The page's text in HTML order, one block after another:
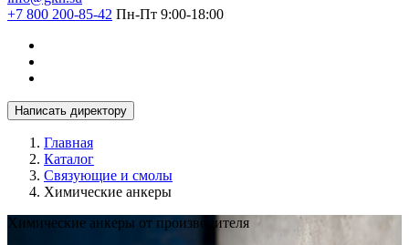
+7 800 200-85-42 Пн-Пт 9:00-18:00
Написать директору
Главная
Каталог
Связующие и смолы
Химические анкеры
Химические анкеры от производителя